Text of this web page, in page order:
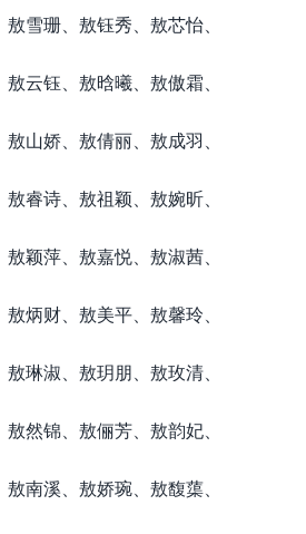
雪珊、敖钰秀、敖芯怡、
云钰、敖晗曦、敖傲霜、
山娇、敖倩丽、敖成羽、
睿诗、敖祖颖、敖婉昕、
颖萍、敖嘉悦、敖淑茜、
炳财、敖美平、敖馨玲、
琳淑、敖玥朋、敖玫清、
然锦、敖俪芳、敖韵妃、
南溪、敖娇琬、敖馥蕖、